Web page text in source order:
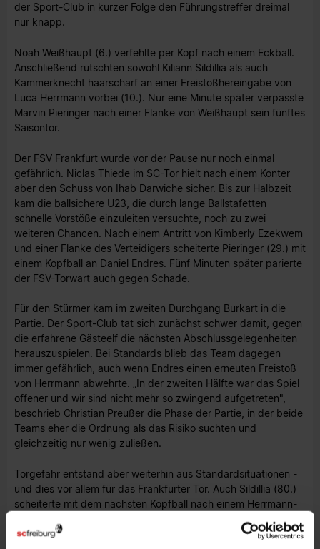
der Sport-Club in kurzer Folge den Führungstreffer dreimal
nur knapp.
Noah Weißhaupt (6.) verfehlte per Kopf nach einem Eckball.
Anschließend rutschten sowohl Kiliann Sildillia als auch
Kammerknecht haarscharf an einer Freistoßhereingabe von
Luca Herrmann vorbei (10.). Nur eine Minute später verpasste
Marvin Pieringer nach einer Flanke von Weißhaupt sein fünftes
Saisontor.
Der FSV Frankfurt wurde vor der Pause nur noch einmal
gefährlich. Niclas Thiede im SC-Tor hielt nach einem Konter
aber den Schuss von Ihab Darwiche sicher. Bis zur Halbzeit
kam die ballsichere U23, die durch lange Ballstafetten
schnelle Vorstöße einzuleiten versuchte, noch zu zwei
weiteren Chancen. Nach einem Antritt von Kimberly Ezekwem
und einer Flanke des Verteidigers scheiterte Pieringer (29.) mit
einem Kopfball an Daniel Endres. Fünf Minuten später parierte
der FSV-Torwart auch gegen Schade.
Für den Stürmer kam im zweiten Durchgang Burkart in die
Partie. Der Sport-Club tat sich zunächst schwer damit, gegen
die erfahrene Gästeelf die nächsten Abschlussgelegenheiten
herauszuspielen. Bei Standards blieb das Team dagegen
immer gefährlich, auch wenn Endres einen erneuten Freistoß
von Herrmann abwehrte. „In der zweiten Hälfte war das Spiel
offener und wir sind nicht mehr so zwingend aufgetreten",
beschrieb Christian Preußer die Phase der Partie, in der beide
Teams eher die Ordnung als das Risiko suchten und
gleichzeitig nur wenig zuließen.
Torgefahr entstand aber weiterhin aus Standardsituationen -
und dies vor allem für das Frankfurter Tor. Auch Sildillia (80.)
scheiterte mit dem nächsten Kopfball nach einem Herrmann-
Freistoß an Endres. Doch schließlich sorgten Gindorf mit
seiner Variante und Flum mit seinem ersten Treffer nach der